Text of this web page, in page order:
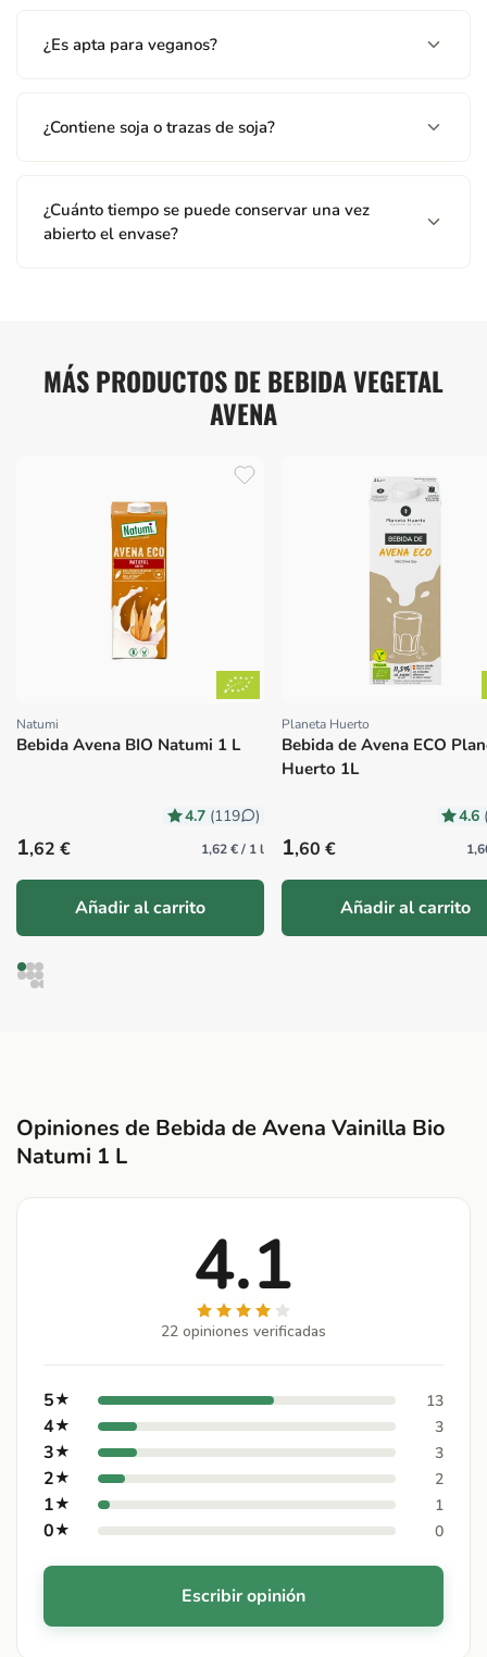
¿Es apta para veganos?
¿Contiene soja o trazas de soja?
¿Cuánto tiempo se puede conservar una vez
abierto el envase?
MÁS PRODUCTOS DE BEBIDA VEGETAL
AVENA
Proveedor:
Natumi
Bebida Avena BIO Natumi 1 L
4.7 (119 )
Precio habitual
1,62 € 1,62 € / 1 l
Añadir al carrito
Proveedor:
Planeta Huerto
Bebida de Avena ECO
Huerto 1L
4.6
Precio habitual
1,60 €
Añadir al carrito
Opiniones de Bebida de Avena Vainilla Bio
Natumi 1 L
4.1
22 opiniones verificadas
5★ 13
4★ 3
3★ 3
2★ 2
1★ 1
0★ 0
Escribir opinión